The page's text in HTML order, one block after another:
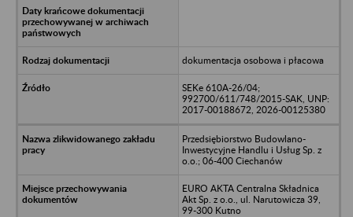
dokumentacja osobowa i płacowa
SEKe 610A-26/04;
992700/611/748/2015-SAK, UNP:
2017-00188672, 2026-00125380
Przedsiębiorstwo Budowlano-
Inwestycyjne Handlu i Usług Sp. z
o.o.; 06-400 Ciechanów
EURO AKTA Centralna Składnica
Akt Sp. z o.o., ul. Narutowicza 39,
99-300 Kutno